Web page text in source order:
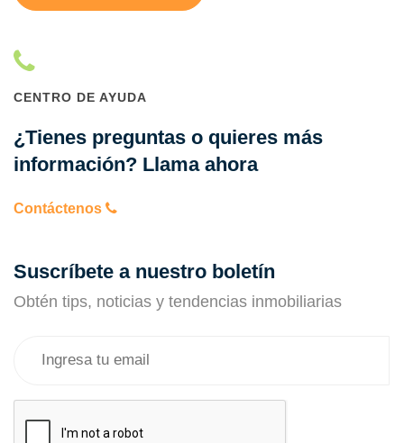
CENTRO DE AYUDA
¿Tienes preguntas o quieres más
información? Llama ahora
Contáctenos
Suscríbete a nuestro boletín
Obtén tips, noticias y tendencias inmobiliarias